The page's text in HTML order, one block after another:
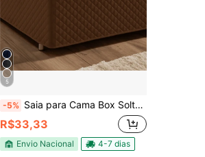
5
-5% Saia para Cama Box Solteiro Casal Queen King Microfibra Matelado Ultrassônico com Elástico
R$33,33
Envio Nacional 4-7 dias